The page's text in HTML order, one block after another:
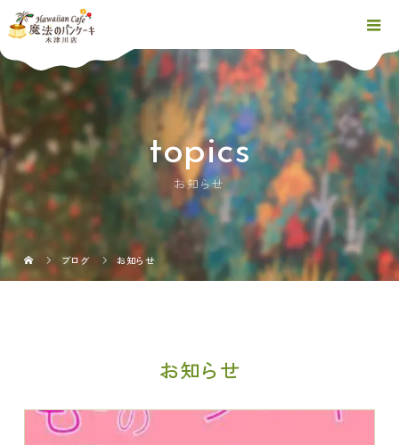
ブログ お知らせ
お知らせ